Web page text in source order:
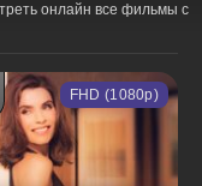
онлайн все фильмы с
FHD (1080p)